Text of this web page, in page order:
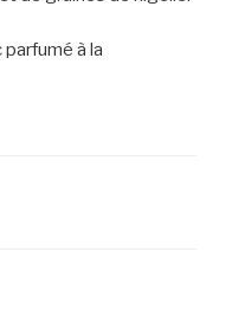
parfumé à la